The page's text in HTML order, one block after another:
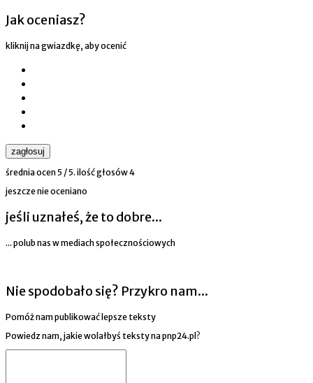
Jak oceniasz?
kliknij na gwiazdkę, aby ocenić
zagłosuj
średnia ocen 5 / 5. ilość głosów4
jeszcze nie oceniano
jeśli uznałeś, że to dobre...
... polub nas w mediach społecznościowych
Nie spodobało się? Przykro nam...
Pomóż nam publikować lepsze teksty
Powiedz nam, jakie wolałbyś teksty na pnp24.pl?